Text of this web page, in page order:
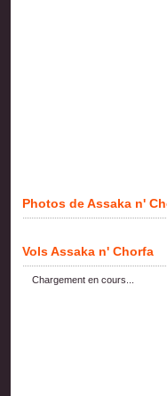
Photos de Assaka n'
Vols Assaka n' Chorfa
Chargement en cours...